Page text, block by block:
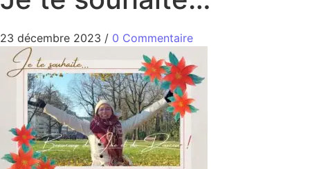
23 décembre 2023 / 0 Commentaire